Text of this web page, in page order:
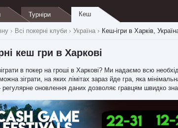
Турніри Кеш
Всі покерні клуби Україна Кеш-ігри в Харків,
кеш гри в Харкові
в покер на гроші в Харкові? Ми надаємо всю
зіграти, на яких лімітах зараз йде гра, яка
регулярне оновлення даних дозволяє гравцям швидко